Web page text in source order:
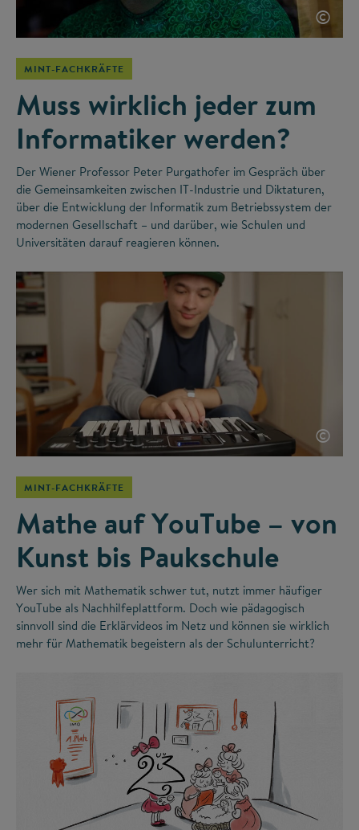
©
MINT-FACHKRÄFTE
Muss wirklich jeder zum
Informatiker werden?
Der Wiener Professor Peter Purgathofer im Gespräch über
die Gemeinsamkeiten zwischen IT-Industrie und Diktaturen,
über die Entwicklung der Informatik zum Betriebssystem der
modernen Gesellschaft – und darüber, wie Schulen und
Universitäten darauf reagieren können.
©
MINT-FACHKRÄFTE
Mathe auf YouTube – von
Kunst bis Paukschule
Wer sich mit Mathematik schwer tut, nutzt immer häufiger
YouTube als Nachhilfeplattform. Doch wie pädagogisch
sinnvoll sind die Erklärvideos im Netz und können sie wirklich
mehr für Mathematik begeistern als der Schulunterricht?